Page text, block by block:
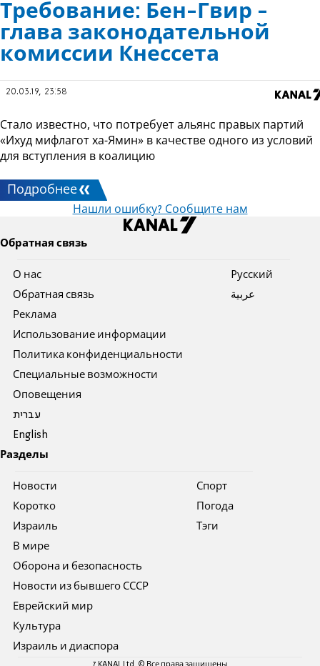
Требование: Бен-Гвир -
глава законодательной
комиссии Кнессета
20.03.19, 23:58
Стало известно, что потребует альянс правых партий
«Ихуд мифлагот ха-Ямин» в качестве одного из условий
для вступления в коалицию
Подробнее
Нашли ошибку? Сообщите нам
Обратная связь
О нас
Обратная связь
Реклама
Использование информации
Политика конфиденциальности
Специальные возможности
Оповещения
עברית
English
Pусский
عربية
Разделы
Новости
Коротко
Израиль
В мире
Оборона и безопасность
Новости из бывшего СССР
Еврейский мир
Культура
Израиль и диаспора
Спорт
Погода
Тэги